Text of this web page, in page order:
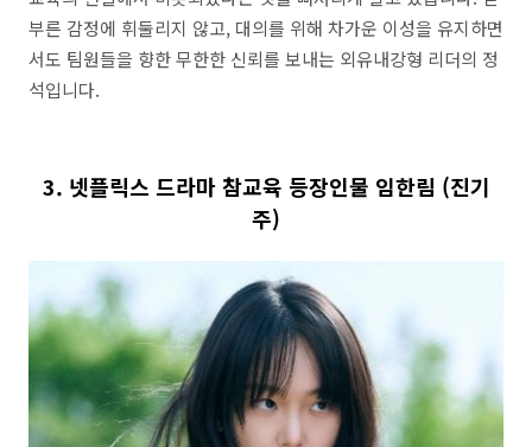
부른 감정에 휘둘리지 않고, 대의를 위해 차가운 이성을 유지하면
서도 팀원들을 향한 무한한 신뢰를 보내는 외유내강형 리더의 정
석입니다.
3. 넷플릭스 드라마 참교육 등장인물 임한림 (진기
주)